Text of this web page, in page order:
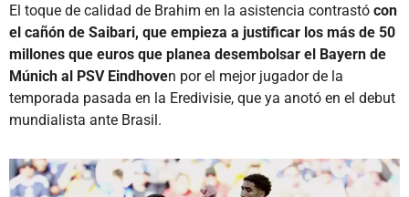
El toque de calidad de Brahim en la asistencia contrastó con
el cañón de Saibari, que empieza a justificar los más de 50
millones que euros que planea desembolsar el Bayern de
Múnich al PSV Eindhoven por el mejor jugador de la
temporada pasada en la Eredivisie, que ya anotó en el debut
mundialista ante Brasil.